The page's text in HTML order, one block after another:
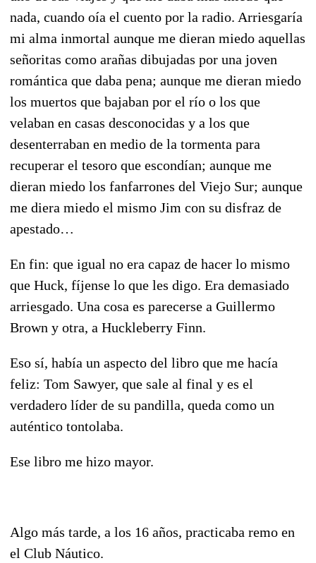
nada, cuando oía el cuento por la radio. Arriesgaría
mi alma inmortal aunque me dieran miedo aquellas
señoritas como arañas dibujadas por una joven
romántica que daba pena; aunque me dieran miedo
los muertos que bajaban por el río o los que
velaban en casas desconocidas y a los que
desenterraban en medio de la tormenta para
recuperar el tesoro que escondían; aunque me
dieran miedo los fanfarrones del Viejo Sur; aunque
me diera miedo el mismo Jim con su disfraz de
apestado…
En fin: que igual no era capaz de hacer lo mismo
que Huck, fíjense lo que les digo. Era demasiado
arriesgado. Una cosa es parecerse a Guillermo
Brown y otra, a Huckleberry Finn.
Eso sí, había un aspecto del libro que me hacía
feliz: Tom Sawyer, que sale al final y es el
verdadero líder de su pandilla, queda como un
auténtico tontolaba.
Ese libro me hizo mayor.
Algo más tarde, a los 16 años, practicaba remo en
el Club Náutico.